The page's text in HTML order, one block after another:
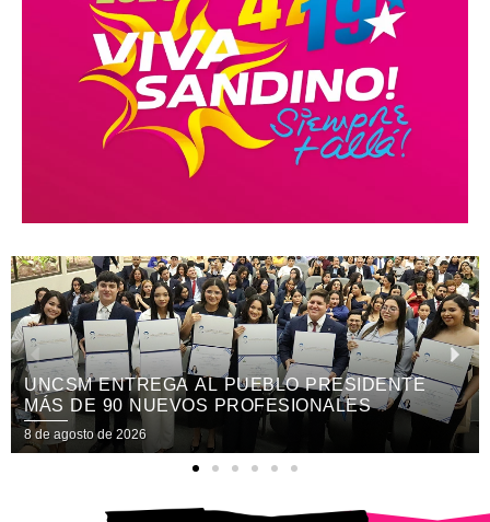
XV FESTIVAL INTERNACIONAL REÚNE EN
NICARAGUA ARTE, CULTURA
8 de agosto de 2026